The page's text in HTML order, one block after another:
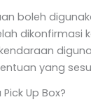
boleh
dikonfirmasi
yang
Up Box?